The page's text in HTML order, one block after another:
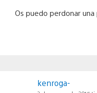
Os puedo perdonar una
kenroga-